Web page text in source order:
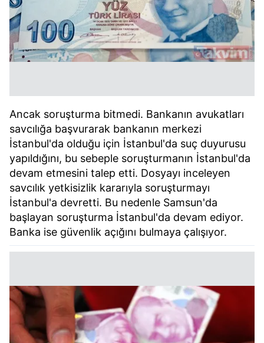
Ancak soruşturma bitmedi. Bankanın avukatları
savcılığa başvurarak bankanın merkezi
İstanbul'da olduğu için İstanbul'da suç duyurusu
yapıldığını, bu sebeple soruşturmanın İstanbul'da
devam etmesini talep etti. Dosyayı inceleyen
savcılık yetkisizlik kararıyla soruşturmayı
İstanbul'a devretti. Bu nedenle Samsun'da
başlayan soruşturma İstanbul'da devam ediyor.
Banka ise güvenlik açığını bulmaya çalışıyor.